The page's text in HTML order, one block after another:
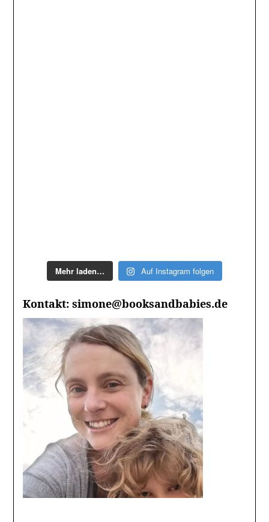
Mehr laden… Auf Instagram folgen
Kontakt: simone@booksandbabies.de